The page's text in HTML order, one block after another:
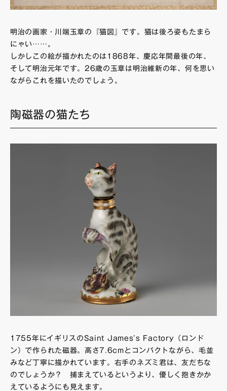
明治の画家・川端玉章の『猫図』です。猫は後ろ姿もたまら
にゃい……。
しかしこの絵が描かれたのは1868年、慶応年間最後の年、
そして明治元年です。26歳の玉章は明治維新の年、何を思い
ながらこれを描いたのでしょう。
陶磁器の猫たち
1755年にイギリスのSaint James’s Factory（ロンド
ン）で作られた磁器。高さ7.6cmとコンパクトながら、毛並
みなど丁寧に描かれています。右手のネズミ君は、友だちな
のでしょうか？ 捕まえているというより、優しく抱きかか
えているようにも見えます。